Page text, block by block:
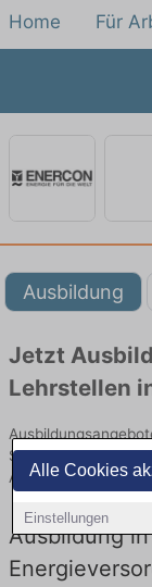
Alle Cookies
Einstellungen
Home Für
Ausbildung
Jetzt
Lehrstellen
Sie von namhaften
Arbeitgebern und
Ausbildung